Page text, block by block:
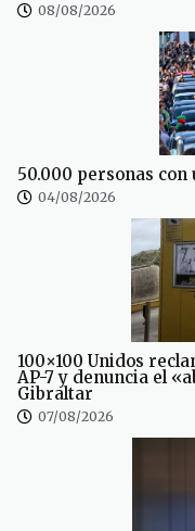
08/08/2026
50.000 personas
04/08/2026
100×100 Unidos
AP-7 y denuncia el
Gibraltar
07/08/2026